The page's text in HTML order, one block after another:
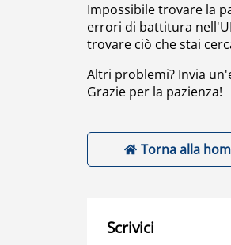
Impossibile trovare la
errori di battitura
trovare ciò che stai
Altri problemi? Invia
Grazie per la pazienza!
Torna alla
Scrivici